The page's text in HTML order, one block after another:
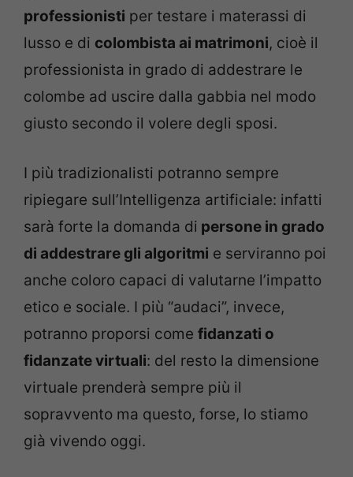
professionisti per testare i materassi di
lusso e di colombista ai matrimoni, cioè il
professionista in grado di addestrare le
colombe ad uscire dalla gabbia nel modo
giusto secondo il volere degli sposi.
I più tradizionalisti potranno sempre
ripiegare sull’Intelligenza artificiale: infatti
sarà forte la domanda di persone in grado
di addestrare gli algoritmi e serviranno poi
anche coloro capaci di valutarne l’impatto
etico e sociale. I più “audaci”, invece,
potranno proporsi come fidanzati o
fidanzate virtuali: del resto la dimensione
virtuale prenderà sempre più il
sopravvento ma questo, forse, lo stiamo
già vivendo oggi.